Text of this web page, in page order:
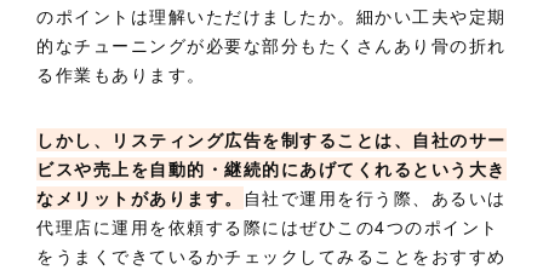
のポイントは理解いただけましたか。細かい工夫や定期
的なチューニングが必要な部分もたくさんあり骨の折れ
る作業もあります。
しかし、リスティング広告を制することは、自社のサー
ビスや売上を自動的・継続的にあげてくれるという大き
なメリットがあります。
自社で運用を行う際、あるいは
代理店に運用を依頼する際にはぜひこの4つのポイント
をうまくできているかチェックしてみることをおすすめ